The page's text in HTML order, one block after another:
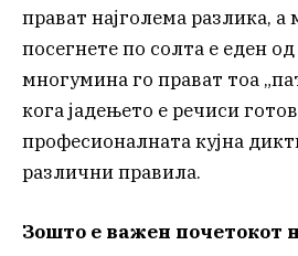
прават најголема разлика,
посегнете по солта е еден
многумина го прават тоа
кога јадењето е речиси
професионалната кујна
различни правила.
Зошто е важен почетокот